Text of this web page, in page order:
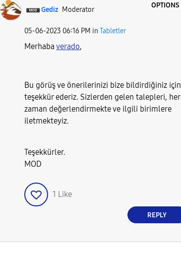
Gediz Moderator
OPTIONS
‎05-06-2023 06:16 PM in Tabletler
Merhaba verado,
Bu görüş ve önerilerinizi bize bildirdiğiniz için
teşekkür ederiz. Sizlerden gelen talepleri, her
zaman değerlendirmekte ve ilgili birimlere
iletmekteyiz.
Teşekkürler.
MOD
1 Like
REPLY